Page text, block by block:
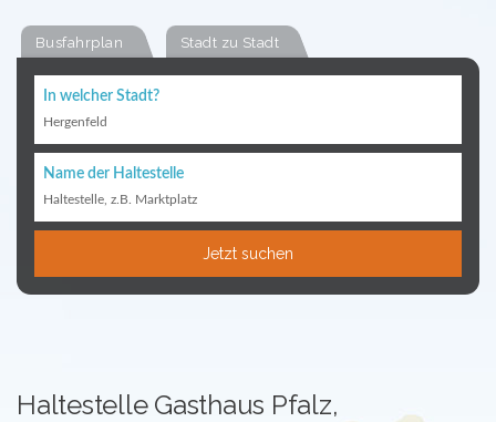
Busfahrplan Stadt zu Stadt
In welcher Stadt?
Hergenfeld
Name der Haltestelle
Haltestelle, z.B. Marktplatz
Jetzt suchen
Haltestelle Gasthaus Pfalz,